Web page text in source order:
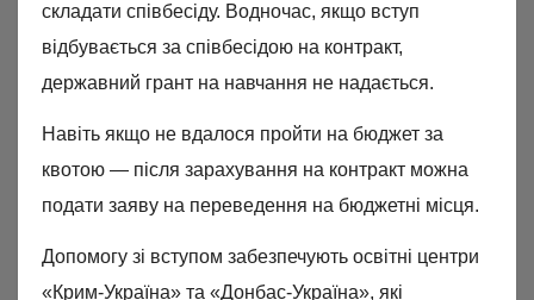
складати співбесіду. Водночас, якщо вступ
відбувається за співбесідою на контракт,
державний грант на навчання не надається.
Навіть якщо не вдалося пройти на бюджет за
квотою — після зарахування на контракт можна
подати заяву на переведення на бюджетні місця.
Допомогу зі вступом забезпечують освітні центри
«Крим-Україна» та «Донбас-Україна», які